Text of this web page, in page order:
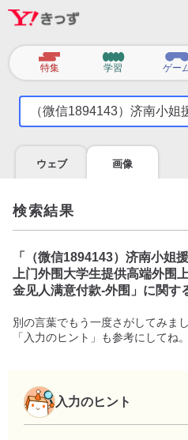
カ
テ
特集 学習 ゲー
気
を
調
べ
よ
う
ウェブ 画像
検索結果
「
（微信1894143）济南小姐
上门外围大学生提供高端外围
金见人满意付款-外围 」に関す
別の言葉でもう一度さがしてみまし
「入力のヒント」も参考にしてね。
入力のヒント